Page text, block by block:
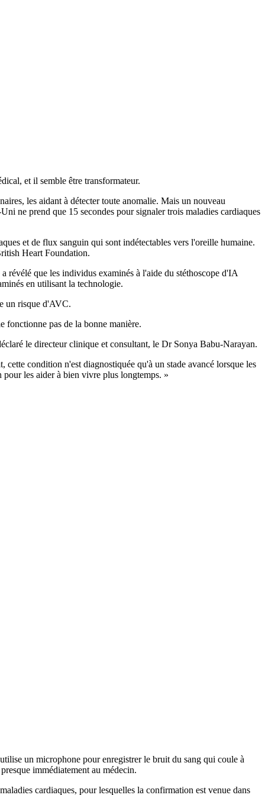
et il semble être transformateur.
les aidant à détecter toute anomalie. Mais un nouveau
ne prend que 15 secondes pour signaler trois maladies cardiaques
et de flux sanguin qui sont indétectables vers l'oreille humaine.
Heart Foundation.
révélé que les individus examinés à l'aide du stéthoscope d'IA
en utilisant la technologie.
un risque d'AVC.
fonctionne pas de la bonne manière.
le directeur clinique et consultant, le Dr Sonya Babu-Narayan.
condition n'est diagnostiquée qu'à un stade avancé lorsque les
pour les aider à bien vivre plus longtemps. »
un microphone pour enregistrer le bruit du sang qui coule à
immédiatement au médecin.
cardiaques, pour lesquelles la confirmation est venue dans